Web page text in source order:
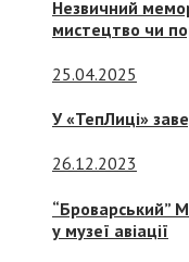
Незвичний
мистецтво чи
25.04.2025
У «ТепЛиці»
26.12.2023
“Броварський”
у музеї авіації